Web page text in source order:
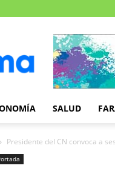
SALUD
Presidente del CN convoca a